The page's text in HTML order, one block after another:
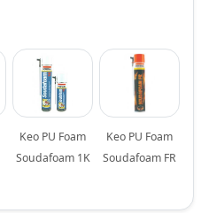
Keo PU Foam
Soudafoam 1K
Keo PU Foam
Soudafoam FR